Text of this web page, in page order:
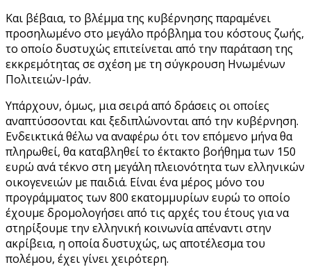
Και βέβαια, το βλέμμα της κυβέρνησης παραμένει
προσηλωμένο στο μεγάλο πρόβλημα του κόστους ζωής,
το οποίο δυστυχώς επιτείνεται από την παράταση της
εκκρεμότητας σε σχέση με τη σύγκρουση Ηνωμένων
Πολιτειών-Ιράν.
Υπάρχουν, όμως, μια σειρά από δράσεις οι οποίες
αναπτύσσονται και ξεδιπλώνονται από την κυβέρνηση.
Ενδεικτικά θέλω να αναφέρω ότι τον επόμενο μήνα θα
πληρωθεί, θα καταβληθεί το έκτακτο βοήθημα των 150
ευρώ ανά τέκνο στη μεγάλη πλειονότητα των ελληνικών
οικογενειών με παιδιά. Είναι ένα μέρος μόνο του
προγράμματος των 800 εκατομμυρίων ευρώ το οποίο
έχουμε δρομολογήσει από τις αρχές του έτους για να
στηρίξουμε την ελληνική κοινωνία απέναντι στην
ακρίβεια, η οποία δυστυχώς, ως αποτέλεσμα του
πολέμου, έχει γίνει χειρότερη.